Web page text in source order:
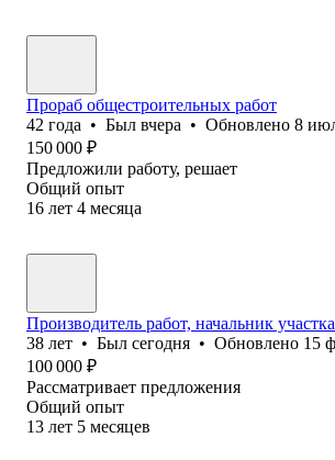
Прораб общестроительных работ
42 года • Был вчера • Обновлено 8
150 000 ₽
Предложили работу, решает
Общий опыт
16 лет 4 месяца
Производитель работ, начальник
38 лет • Был сегодня • Обновлено 15
100 000 ₽
Рассматривает предложения
Общий опыт
13 лет 5 месяцев